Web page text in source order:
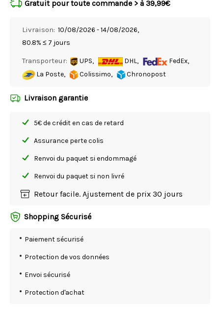
Gratuit pour toute commande > à 39,99€
Livraison: 10/08/2026 - 14/08/2026,
80.8% ≤ 7 jours
Transporteur: UPS, DHL,
FedEx,
La Poste,
Colissimo, Chronopost
Livraison garantie
5€ de crédit en cas de retard
Assurance perte colis
Renvoi du paquet si endommagé
Renvoi du paquet si non livré
Retour facile. Ajustement de prix 30 jours
Shopping Sécurisé
Paiement sécurisé
Protection de vos données
Envoi sécurisé
Protection d'achat